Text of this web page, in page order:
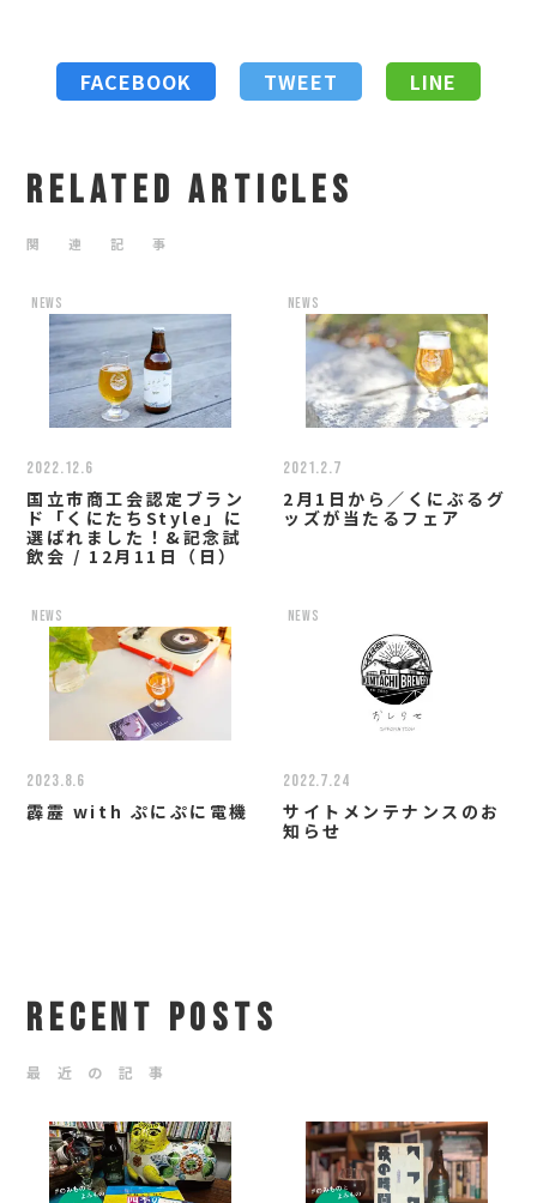
FACEBOOK TWEET LINE
RELATED ARTICLES
関 連 記 事
news
2022.12.6
国立市商工会認定ブラン
ド「くにたちStyle」に
選ばれました！&記念試
飲会 / 12月11日（日）
news
2021.2.7
2月1日から／くにぶるグ
ッズが当たるフェア
news
2023.8.6
霹靂 with ぷにぷに電機
news
2022.7.24
サイトメンテナンスのお
知らせ
RECENT POSTS
最 近 の 記 事